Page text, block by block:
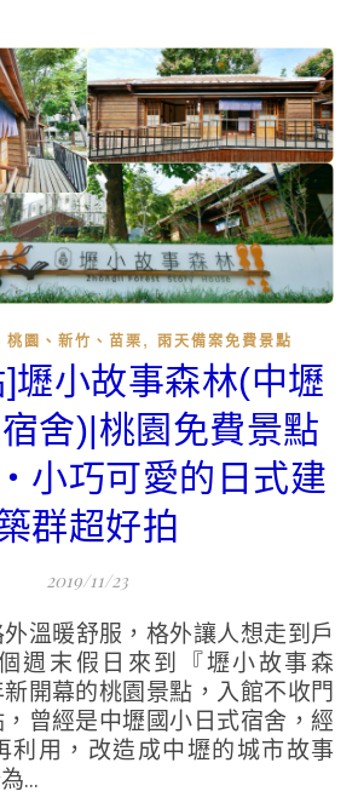
園、新竹、苗栗 , 雨天備案免費景點
壢小故事森林(中壢
舍)|桃園免費景點
小巧可愛的日式建
群超好拍
2019/11/23
週末假日來到『壢小故事森
開幕的桃園景點，入館不收門
曾經是中壢國小日式宿舍，經
利用，改造成中壢的城市故事
...